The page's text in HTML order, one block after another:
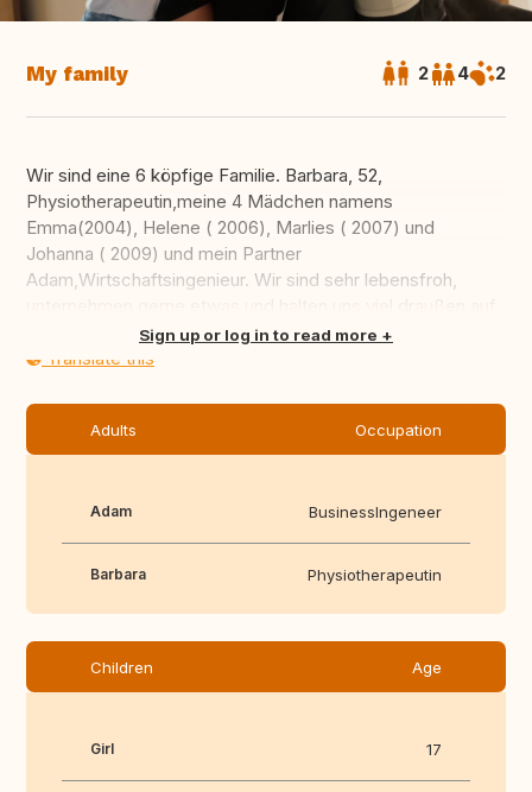
My family 2 4 2
Wir sind eine 6 köpfige Familie. Barbara, 52,
Physiotherapeutin,meine 4 Mädchen namens
Emma(2004), Helene ( 2006), Marlies ( 2007) und
Johanna ( 2009) und mein Partner
Adam,Wirtschaftsingenieur. Wir sind sehr lebensfroh,
Unsere Familie ist ...
Translate this
Sign up or log in to read more
Adults Occupation
Adam Businesslngeneer
Barbara Physiotherapeutin
Children Age
Girl 17